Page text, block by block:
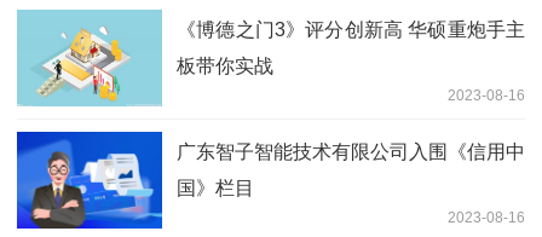
《博德之门3》评分创新高 华硕重炮手主
板带你实战
2023-08-16
广东智子智能技术有限公司入围《信用中
国》栏目
2023-08-16